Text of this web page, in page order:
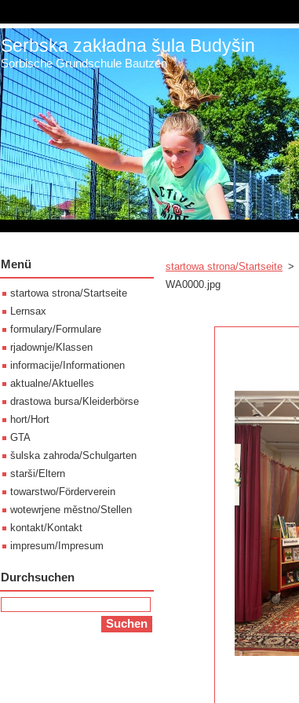
Serbska zakładna šula Budyšin
Sorbische Grundschule Bautzen
startowa strona/Startseite >
WA0000.jpg
Menü
startowa strona/Startseite
Lernsax
formulary/Formulare
rjadownje/Klassen
informacije/Informationen
aktualne/Aktuelles
drastowa bursa/Kleiderbörse
hort/Hort
GTA
šulska zahroda/Schulgarten
starši/Eltern
towarstwo/Förderverein
wotewrjene městno/Stellen
kontakt/Kontakt
impresum/Impresum
Durchsuchen